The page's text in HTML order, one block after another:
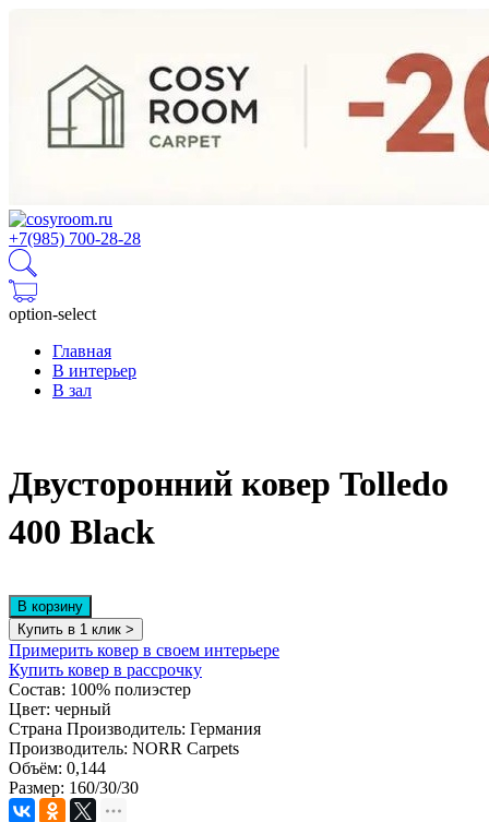
+7(985) 700-28-28
option-select
Главная
В интерьер
В зал
Двусторонний ковер Tolledo
400 Black
В корзину
Купить в 1 клик >
Примерить ковер в своем интерьере
Купить ковер в рассрочку
Состав: 100% полиэстер
Цвет: черный
Страна Производитель: Германия
Производитель: NORR Carpets
Объём: 0,144
Размер: 160/30/30